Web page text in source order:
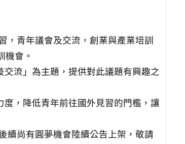
，青年議會及交流，創業與產業培訓
機會。
交流」為主題，提供對此議題有興趣之
度，降低青年前往國外見習的門檻，讓
續尚有圓夢機會陸續公告上架，敬請